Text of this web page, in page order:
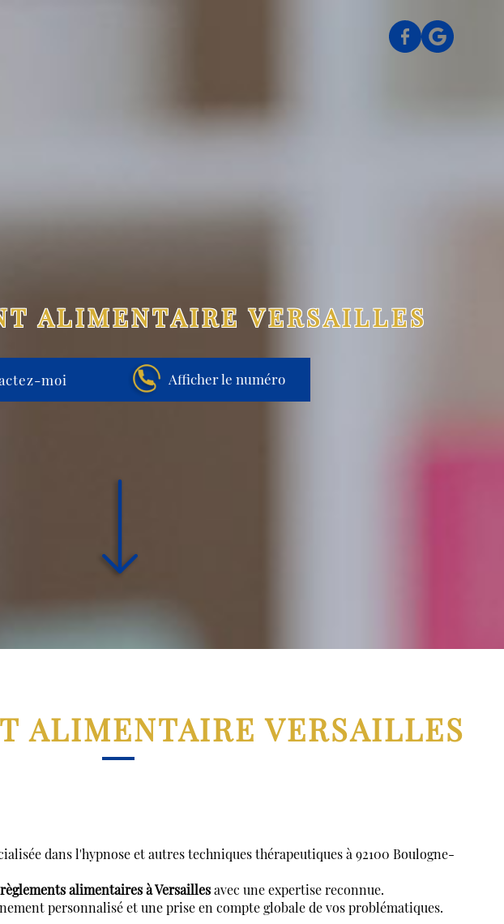
ALIMENTAIRE VERSAILLES
moi Afficher le numéro
ALIMENTAIRE VERSAILLES
dans l'hypnose et autres techniques thérapeutiques à 92100 Boulogne-
alimentaires à Versaillesavec une expertise reconnue.
personnalisé et une prise en compte globale de vos problématiques.